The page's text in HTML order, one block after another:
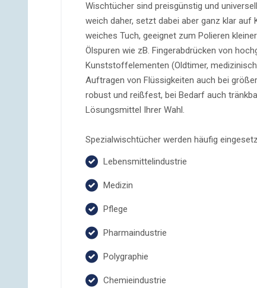
Wischtücher sind preisgünstig und
weich daher, setzt dabei aber ganz klar
weiches Tuch, geeignet zum Polieren
Ölspuren wie zB. Fingerabdrücken von
Kunststoffelementen (Oldtimer,
Auftragen von Flüssigkeiten auch bei
robust und reißfest, bei Bedarf auch
Lösungsmittel Ihrer Wahl.
Spezialwischtücher werden häufig
Lebensmittelindustrie
Medizin
Pflege
Pharmaindustrie
Polygraphie
Chemieindustrie